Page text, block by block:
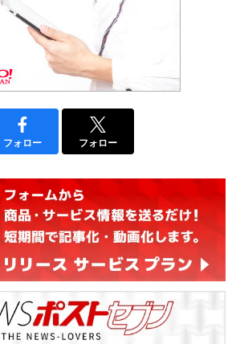
フォロー フォロー